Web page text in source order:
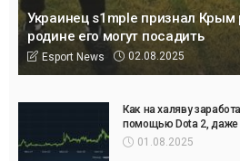
Украинец s1mple признал
родине его могут посадить
Esport News 02.08.2025
Как на халяву
помощью Dota 2, даже
01.08.2025